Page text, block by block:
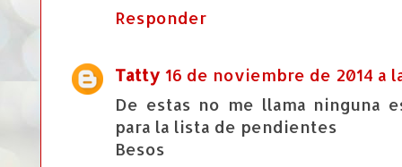
Responder
Tatty 16 de noviembre de 2014 a
De estas no me llama ninguna
para la lista de pendientes
Besos